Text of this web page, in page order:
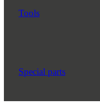
Tools
Special parts